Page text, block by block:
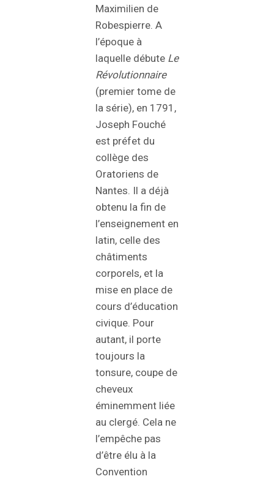
Maximilien de
Robespierre. A
l’époque à
laquelle débute Le
Révolutionnaire
(premier tome de
la série), en 1791,
Joseph Fouché
est préfet du
collège des
Oratoriens de
Nantes. Il a déjà
obtenu la fin de
l’enseignement en
latin, celle des
châtiments
corporels, et la
mise en place de
cours d’éducation
civique. Pour
autant, il porte
toujours la
tonsure, coupe de
cheveux
éminemment liée
au clergé. Cela ne
l’empêche pas
d’être élu à la
Convention